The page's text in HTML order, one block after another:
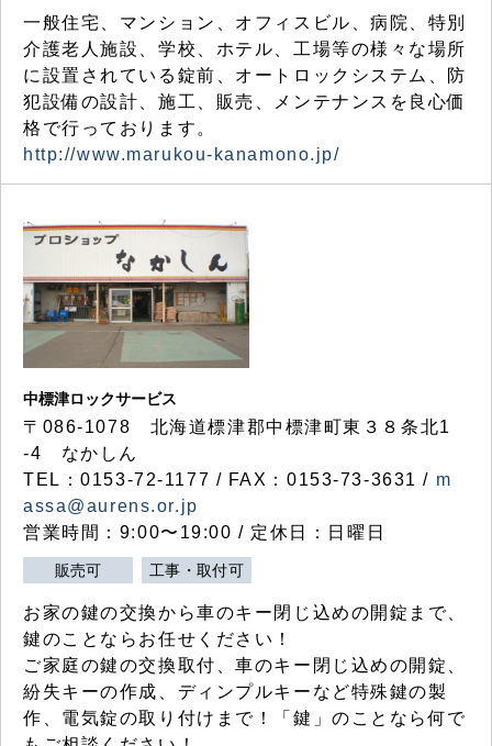
一般住宅、マンション、オフィスビル、病院、特別
介護老人施設、学校、ホテル、工場等の様々な場所
に設置されている錠前、オートロックシステム、防
犯設備の設計、施工、販売、メンテナンスを良心価
格で行っております。
http://www.marukou-kanamono.jp/
中標津ロックサービス
〒086-1078 北海道標津郡中標津町東３８条北1
-4 なかしん
TEL：0153-72-1177 / FAX：0153-73-3631 / m
assa@aurens.or.jp
営業時間：9:00〜19:00 / 定休日：日曜日
販売可 工事・取付可
お家の鍵の交換から車のキー閉じ込めの開錠まで、
鍵のことならお任せください！
ご家庭の鍵の交換取付、車のキー閉じ込めの開錠、
紛失キーの作成、ディンプルキーなど特殊鍵の製
作、電気錠の取り付けまで！「鍵」のことなら何で